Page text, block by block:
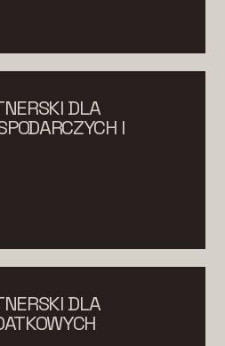
DLA
I
DLA